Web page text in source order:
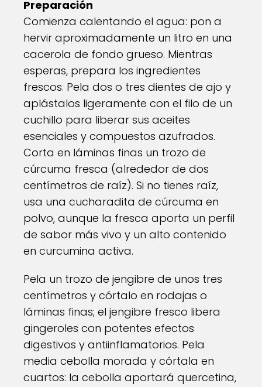
Preparación
Comienza calentando el agua: pon a
hervir aproximadamente un litro en una
cacerola de fondo grueso. Mientras
esperas, prepara los ingredientes
frescos. Pela dos o tres dientes de ajo y
aplástalos ligeramente con el filo de un
cuchillo para liberar sus aceites
esenciales y compuestos azufrados.
Corta en láminas finas un trozo de
cúrcuma fresca (alrededor de dos
centímetros de raíz). Si no tienes raíz,
usa una cucharadita de cúrcuma en
polvo, aunque la fresca aporta un perfil
de sabor más vivo y un alto contenido
en curcumina activa.
Pela un trozo de jengibre de unos tres
centímetros y córtalo en rodajas o
láminas finas; el jengibre fresco libera
gingeroles con potentes efectos
digestivos y antiinflamatorios. Pela
media cebolla morada y córtala en
cuartos: la cebolla aportará quercetina,